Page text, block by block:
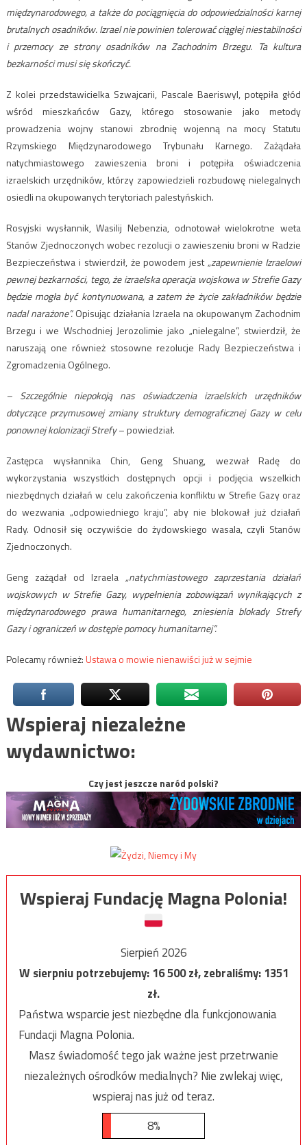
międzynarodowego, a także do pociągnięcia do odpowiedzialności karnej
brutalnych osadników.Izrael nie powinien tolerować ciągłej niestabilności
i przemocy ze strony osadników na Zachodnim Brzegu. Ta kultura
bezkarności musi się skończyć.
Z kolei przedstawicielka Szwajcarii, Pascale Baeriswyl, potępiła głód
wśród mieszkańców Gazy, którego stosowanie jako metody
prowadzenia wojny stanowi zbrodnię wojenną na mocy Statutu
Rzymskiego Międzynarodowego Trybunału Karnego. Zażądała
natychmiastowego zawieszenia broni i potępiła oświadczenia
izraelskich urzędników, którzy zapowiedzieli rozbudowę nielegalnych
osiedli na okupowanych terytoriach palestyńskich.
Rosyjski wysłannik, Wasilij Nebenzia, odnotował wielokrotne weta
Stanów Zjednoczonych wobec rezolucji o zawieszeniu broni w Radzie
Bezpieczeństwa i stwierdził, że powodem jest „zapewnienie Izraelowi
pewnej bezkarności, tego, że izraelska operacja wojskowa w Strefie Gazy
będzie mogła być kontynuowana, a zatem że życie zakładników będzie
nadal narażone”.Opisując działania Izraela na okupowanym Zachodnim
Brzegu i we Wschodniej Jerozolimie jako „nielegalne”, stwierdził, że
naruszają one również stosowne rezolucje Rady Bezpieczeństwa i
Zgromadzenia Ogólnego.
– Szczególnie niepokoją nas oświadczenia izraelskich urzędników
dotyczące przymusowej zmiany struktury demograficznej Gazy w celu
ponownej kolonizacji Strefy– powiedział.
Zastępca wysłannika Chin, Geng Shuang, wezwał Radę do
wykorzystania wszystkich dostępnych opcji i podjęcia wszelkich
niezbędnych działań w celu zakończenia konfliktu w Strefie Gazy oraz
do wezwania „odpowiedniego kraju”, aby nie blokował już działań
Rady. Odnosił się oczywiście do żydowskiego wasala, czyli Stanów
Zjednoczonych.
Geng zażądał od Izraela „natychmiastowego zaprzestania działań
wojskowych w Strefie Gazy, wypełnienia zobowiązań wynikających z
międzynarodowego prawa humanitarnego, zniesienia blokady Strefy
Gazy i ograniczeń w dostępie pomocy humanitarnej”.
Polecamy również:Ustawa o mowie nienawiści już w sejmie
Wspieraj niezależne
wydawnictwo:
Czy jest jeszcze naród polski?
Wspieraj Fundację Magna Polonia!
Sierpień 2026
W sierpniu potrzebujemy:16 500zł, zebraliśmy:1351
zł.
Państwa wsparcie jest niezbędne dla funkcjonowania
Fundacji Magna Polonia.
Masz świadomość tego jak ważne jest przetrwanie
niezależnych ośrodków medialnych? Nie zwlekaj więc,
wspieraj nas już od teraz.
8%